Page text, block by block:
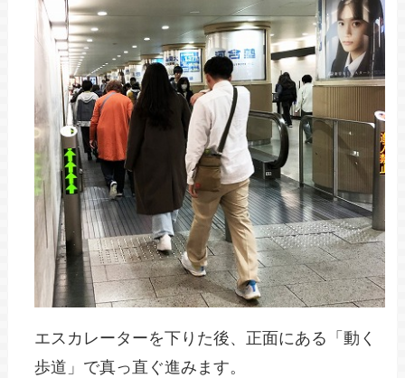
エスカレーターを下りた後、正面にある「動く
歩道」で真っ直ぐ進みます。